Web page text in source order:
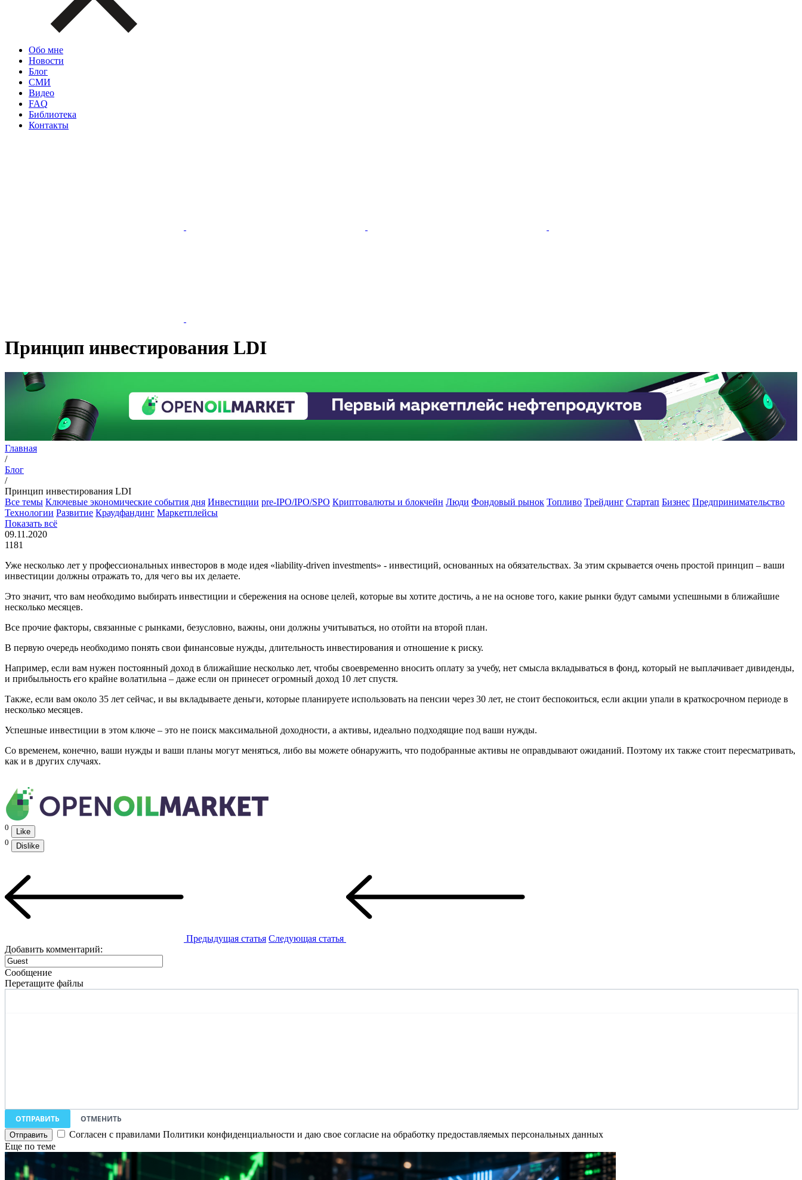
Обо мне
Новости
Блог
СМИ
Видео
FAQ
Библиотека
Контакты
Принцип инвестирования LDI
Главная
/
Блог
/
Принцип инвестирования LDI
Все темы Ключевые экономические события дня Инвестиции pre-IPO/IPO/SPO Криптовалюты и блокчейн Люди Фондовый рынок Топливо Трейдинг Стартап Бизнес Предпринимательство
Технологии Развитие Краудфандинг Маркетплейсы
Показать всё
09.11.2020
1181
Уже несколько лет у профессиональных инвесторов в моде идея «liability-driven investments» - инвестиций, основанных на обязательствах. За этим скрывается очень простой принцип – ваши
инвестиции должны отражать то, для чего вы их делаете.
Это значит, что вам необходимо выбирать инвестиции и сбережения на основе целей, которые вы хотите достичь, а не на основе того, какие рынки будут самыми успешными в ближайшие
несколько месяцев.
Все прочие факторы, связанные с рынками, безусловно, важны, они должны учитываться, но отойти на второй план.
В первую очередь необходимо понять свои финансовые нужды, длительность инвестирования и отношение к риску.
Например, если вам нужен постоянный доход в ближайшие несколько лет, чтобы своевременно вносить оплату за учебу, нет смысла вкладываться в фонд, который не выплачивает дивиденды,
и прибыльность его крайне волатильна – даже если он принесет огромный доход 10 лет спустя.
Также, если вам около 35 лет сейчас, и вы вкладываете деньги, которые планируете использовать на пенсии через 30 лет, не стоит беспокоиться, если акции упали в краткосрочном периоде в
несколько месяцев.
Успешные инвестиции в этом ключе – это не поиск максимальной доходности, а активы, идеально подходящие под ваши нужды.
Со временем, конечно, ваши нужды и ваши планы могут меняться, либо вы можете обнаружить, что подобранные активы не оправдывают ожиданий. Поэтому их также стоит пересматривать,
как и в других случаях.
0
Like
0
Dislike
Предыдущая статья Следующая статья
Добавить комментарий:
Сообщение
Перетащите файлы
ОТПРАВИТЬ
ОТМЕНИТЬ
Согласен с правилами Политики конфиденциальности и даю свое согласие на обработку предоставляемых персональных данных
Еще по теме